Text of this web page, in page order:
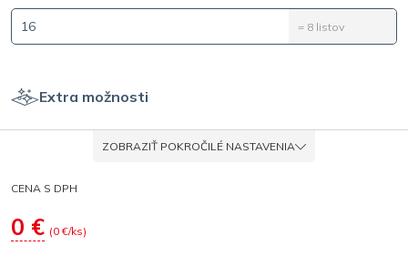
= 8 listov
Extra možnosti
ZOBRAZIŤ POKROČILÉ NASTAVENIA
CENA S DPH
0 € (0€/ks)